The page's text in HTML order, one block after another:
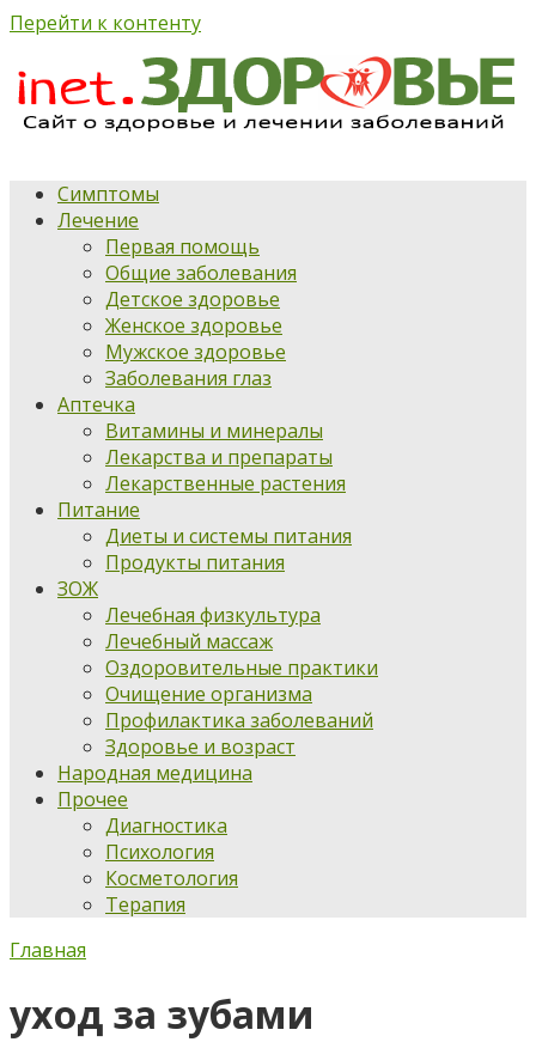
Перейти к контенту
Симптомы
Лечение
Первая помощь
Общие заболевания
Детское здоровье
Женское здоровье
Мужское здоровье
Заболевания глаз
Аптечка
Витамины и минералы
Лекарства и препараты
Лекарственные растения
Питание
Диеты и системы питания
Продукты питания
ЗОЖ
Лечебная физкультура
Лечебный массаж
Оздоровительные практики
Очищение организма
Профилактика заболеваний
Здоровье и возраст
Народная медицина
Прочее
Диагностика
Психология
Косметология
Терапия
Главная
уход за зубами